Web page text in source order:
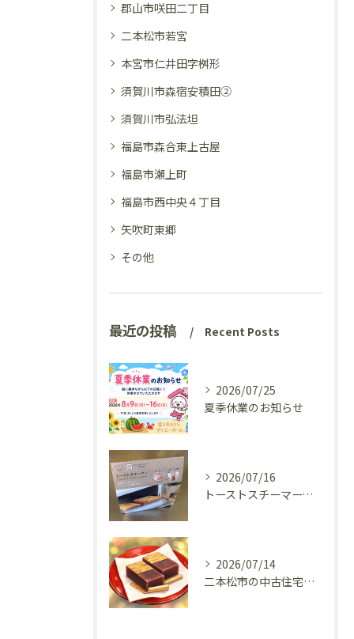
郡山市咲田二丁目
二本松市若宮
本宮市仁井田字桝形
須賀川市森宿安積田②
須賀川市弘法坦
福島市森合東上古屋
福島市瀬上町
福島市西中央４丁目
矢吹町東郷
その他
最近の投稿 Recent Posts
2026/07/25
夏季休業のお知らせ
2026/07/16
トーストスチーマーで、いつものパンが少し変わった話
2026/07/14
二本松市の中古住宅、リフォーム前の様子を見てきました(^^♪